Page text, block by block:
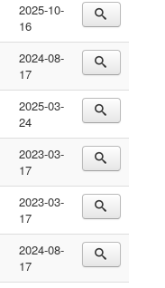
2025-10-
16
2024-08-
17
2025-03-
24
2023-03-
17
2023-03-
17
2024-08-
17